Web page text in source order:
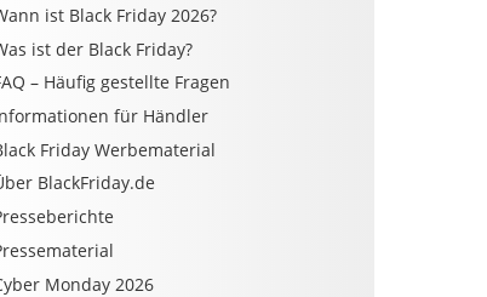
ist Black Friday 2026?
ist der Black Friday?
– Häufig gestellte Fragen
für Händler
Friday Werbematerial
BlackFriday.de
Monday 2026